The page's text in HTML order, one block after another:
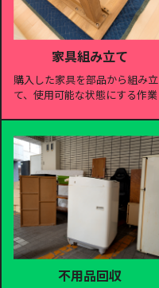
家具組み立て
購入した家具を部品から組み立
て、使用可能な状態にする作業
不用品回収